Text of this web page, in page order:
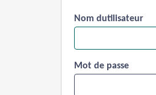
Nom dutilisateur
Mot de passe